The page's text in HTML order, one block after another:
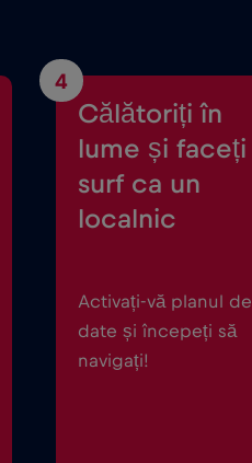
4
Călătoriți în
lume și faceți
surf ca un
localnic
Activați-vă planul de
date și începeți să
navigați!